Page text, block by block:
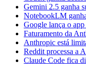
Gemini 2.5 ganha
NotebookLM
Google lança o
Faturamento da
Anthropic está
Reddit processa a
Claude Code fica